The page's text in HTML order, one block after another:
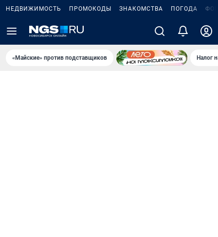
НЕДВИЖИМОСТЬ ПРОМОКОДЫ ЗНАКОМСТВА ПОГОДА
«Майские» против подставщиков Налог